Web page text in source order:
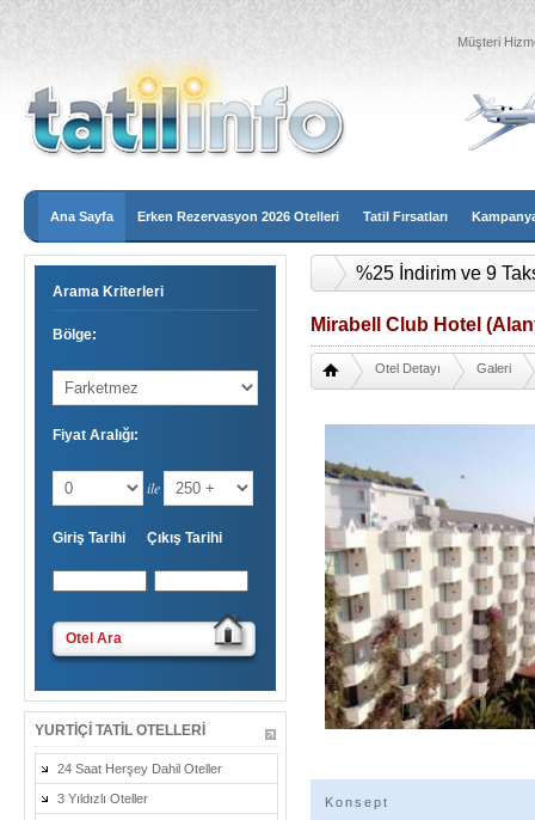
Müşteri
Ana Sayfa Erken Rezervasyon 2026 Otelleri Tatil Fırsatları
Arama Kriterleri
Bölge:
Fiyat Aralığı:
ile
Giriş Tarihi Çıkış Tarihi
Otel Ara
YURTIÇI TATIL OTELLERI
24 Saat Herşey Dahil Oteller
3 Yıldızlı Oteller
%25 İndirim ve 9
Mirabell Club Hotel
Otel Detayı Galeri
Konsept